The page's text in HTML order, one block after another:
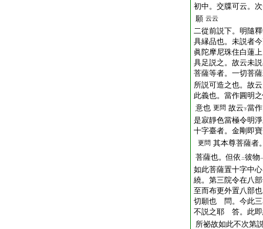
初中。交牒可云。
願 云云
二從前説下。明隨
具縁品也。未説者
眞陀摩尼珠住白蓮
具足説之。故云未
菩薩等者。一切菩
所説可造之也。故
此義也。當作圓明
意也 更問 故云下當
是寂靜色當極令明
十字臺者。金剛即
更問 其本尊菩薩者
菩薩也。但依 二彼物一
如此菩薩置十字中
繞。第三院令在八
至而布更外置八部
切願也 問。今此三
不説之耶 答。此即
所祕故如此不次第